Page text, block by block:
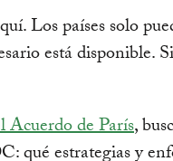
Los países solo
está disponible.
de París,